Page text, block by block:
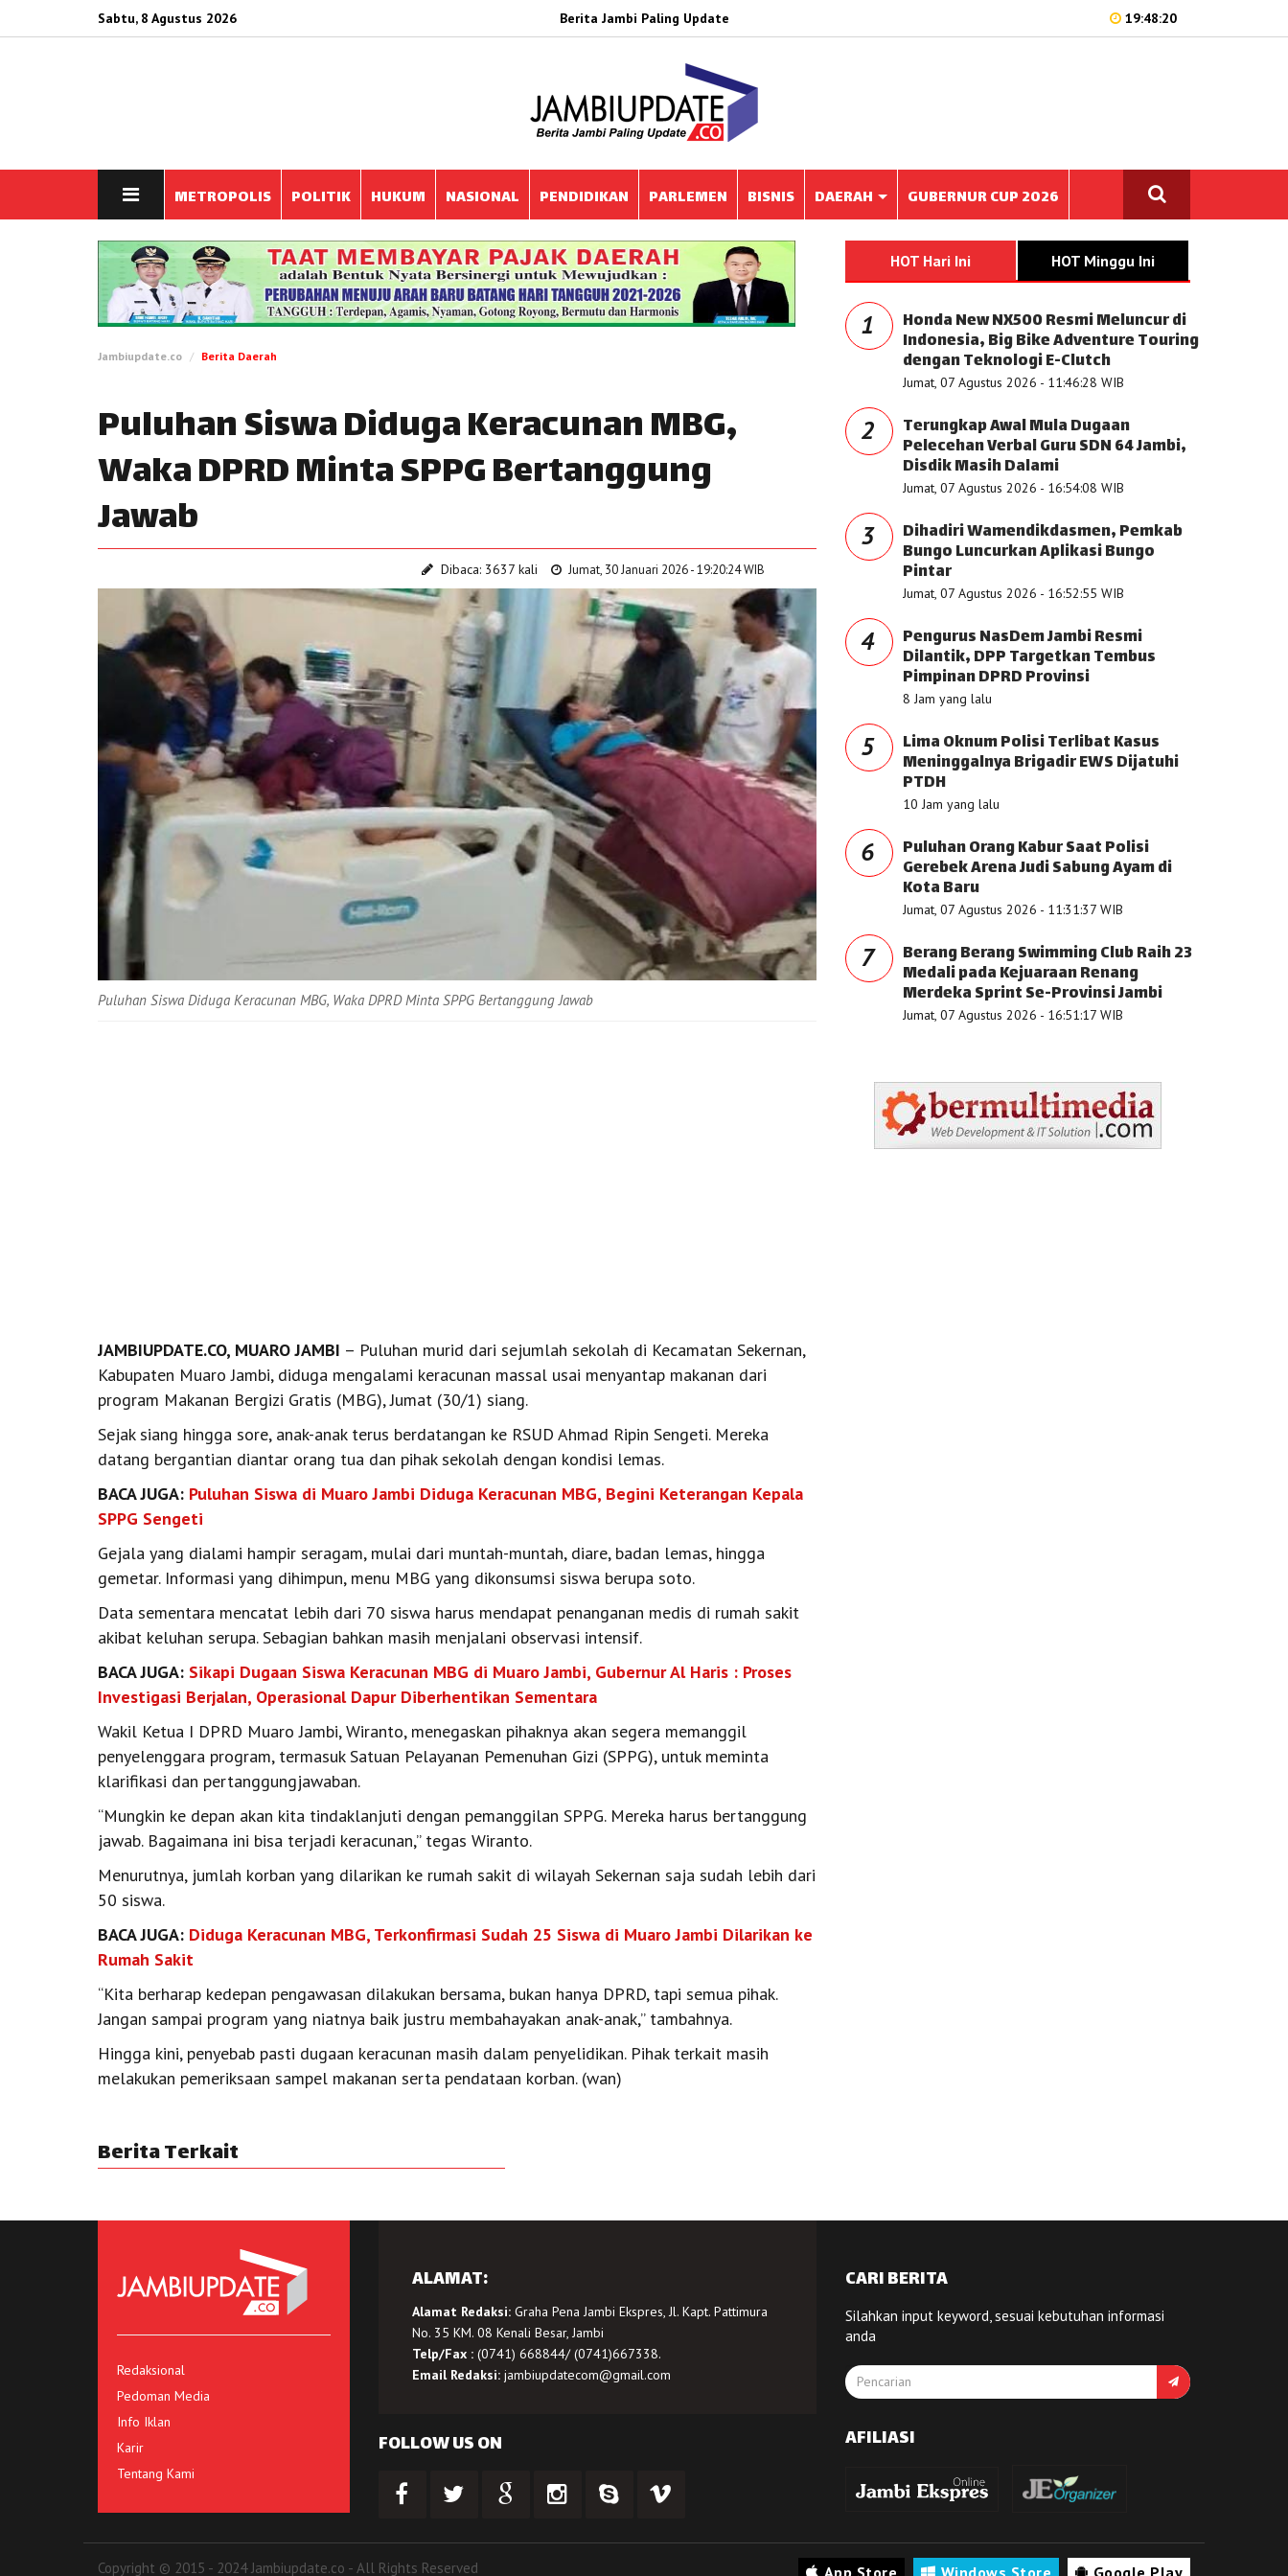
Sabtu, 8 Agustus 2026 Berita Jambi Paling Update 19:48:20
METROPOLIS POLITIK HUKUM NASIONAL PENDIDIKAN PARLEMEN BISNIS DAERAH GUBERNUR CUP 2026
Jambiupdate.co Berita Daerah
Puluhan Siswa Diduga Keracunan MBG,
Waka DPRD Minta SPPG Bertanggung
Jawab
Dibaca: 3637 kali Jumat, 30 Januari 2026 - 19:20:24 WIB
Puluhan Siswa Diduga Keracunan MBG, Waka DPRD Minta SPPG Bertanggung Jawab
JAMBIUPDATE.CO, MUARO JAMBI – Puluhan murid dari sejumlah sekolah di Kecamatan Sekernan,
Kabupaten Muaro Jambi, diduga mengalami keracunan massal usai menyantap makanan dari
program Makanan Bergizi Gratis (MBG), Jumat (30/1) siang.
Sejak siang hingga sore, anak-anak terus berdatangan ke RSUD Ahmad Ripin Sengeti. Mereka
datang bergantian diantar orang tua dan pihak sekolah dengan kondisi lemas.
BACA JUGA: Puluhan Siswa di Muaro Jambi Diduga Keracunan MBG, Begini Keterangan Kepala
SPPG Sengeti
Gejala yang dialami hampir seragam, mulai dari muntah-muntah, diare, badan lemas, hingga
gemetar. Informasi yang dihimpun, menu MBG yang dikonsumsi siswa berupa soto.
Data sementara mencatat lebih dari 70 siswa harus mendapat penanganan medis di rumah sakit
akibat keluhan serupa. Sebagian bahkan masih menjalani observasi intensif.
BACA JUGA: Sikapi Dugaan Siswa Keracunan MBG di Muaro Jambi, Gubernur Al Haris : Proses
Investigasi Berjalan, Operasional Dapur Diberhentikan Sementara
Wakil Ketua I DPRD Muaro Jambi, Wiranto, menegaskan pihaknya akan segera memanggil
penyelenggara program, termasuk Satuan Pelayanan Pemenuhan Gizi (SPPG), untuk meminta
klarifikasi dan pertanggungjawaban.
“Mungkin ke depan akan kita tindaklanjuti dengan pemanggilan SPPG. Mereka harus bertanggung
jawab. Bagaimana ini bisa terjadi keracunan,” tegas Wiranto.
Menurutnya, jumlah korban yang dilarikan ke rumah sakit di wilayah Sekernan saja sudah lebih dari
50 siswa.
BACA JUGA: Diduga Keracunan MBG, Terkonfirmasi Sudah 25 Siswa di Muaro Jambi Dilarikan ke
Rumah Sakit
“Kita berharap kedepan pengawasan dilakukan bersama, bukan hanya DPRD, tapi semua pihak.
Jangan sampai program yang niatnya baik justru membahayakan anak-anak,” tambahnya.
Hingga kini, penyebab pasti dugaan keracunan masih dalam penyelidikan. Pihak terkait masih
melakukan pemeriksaan sampel makanan serta pendataan korban. (wan)
Berita Terkait
HOT Hari Ini HOT Minggu Ini
1 Honda New NX500 Resmi Meluncur di
Indonesia, Big Bike Adventure Touring
dengan Teknologi E-Clutch
Jumat, 07 Agustus 2026 - 11:46:28 WIB
2 Terungkap Awal Mula Dugaan
Pelecehan Verbal Guru SDN 64 Jambi,
Disdik Masih Dalami
Jumat, 07 Agustus 2026 - 16:54:08 WIB
3 Dihadiri Wamendikdasmen, Pemkab
Bungo Luncurkan Aplikasi Bungo
Pintar
Jumat, 07 Agustus 2026 - 16:52:55 WIB
4 Pengurus NasDem Jambi Resmi
Dilantik, DPP Targetkan Tembus
Pimpinan DPRD Provinsi
8 Jam yang lalu
5 Lima Oknum Polisi Terlibat Kasus
Meninggalnya Brigadir EWS Dijatuhi
PTDH
10 Jam yang lalu
6 Puluhan Orang Kabur Saat Polisi
Gerebek Arena Judi Sabung Ayam di
Kota Baru
Jumat, 07 Agustus 2026 - 11:31:37 WIB
7 Berang Berang Swimming Club Raih 23
Medali pada Kejuaraan Renang
Merdeka Sprint Se-Provinsi Jambi
Jumat, 07 Agustus 2026 - 16:51:17 WIB
Redaksional
Pedoman Media
Info Iklan
Karir
Tentang Kami
ALAMAT:
Alamat Redaksi:Graha Pena Jambi Ekspres, Jl. Kapt. Pattimura
No. 35 KM. 08 Kenali Besar, Jambi
Telp/Fax :(0741) 668844/ (0741)667338.
Email Redaksi: jambiupdatecom@gmail.com
FOLLOW US ON
CARI BERITA
Silahkan input keyword, sesuai kebutuhan informasi
anda
AFILIASI
Copyright © 2015 - 2024 Jambiupdate.co - All Rights Reserved